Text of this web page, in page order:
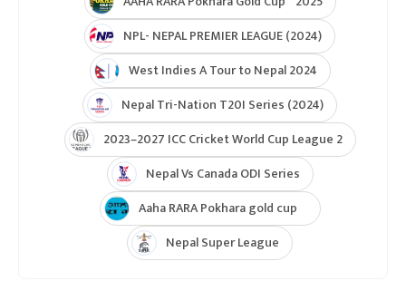
NPL- NEPAL PREMIER LEAGUE (2024)
West Indies A Tour to Nepal 2024
Nepal Tri-Nation T20I Series (2024)
2023–2027 ICC Cricket World Cup League 2
Nepal Vs Canada ODI Series
Aaha RARA Pokhara gold cup
Nepal Super League